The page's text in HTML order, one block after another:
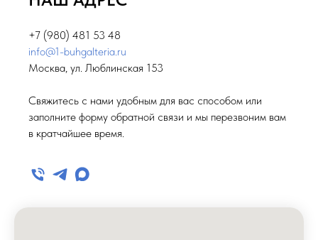
+7 (980) 481 53 48
info@1-buhgalteria.ru
Москва, ул. Люблинская 153
Свяжитесь с нами удобным для вас способом или
заполните форму обратной связи и мы перезвоним вам
в кратчайшее время.